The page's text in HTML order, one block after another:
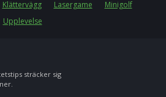
Klättervägg Lasergame
Minigolf
Upplevelse
sträcker sig